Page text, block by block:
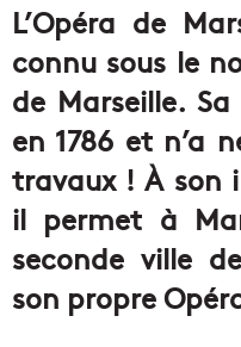
L’Opéra de
connu sous le
de Marseille.
en 1786 et n’a
travaux ! À son
il permet à
seconde ville
son propre